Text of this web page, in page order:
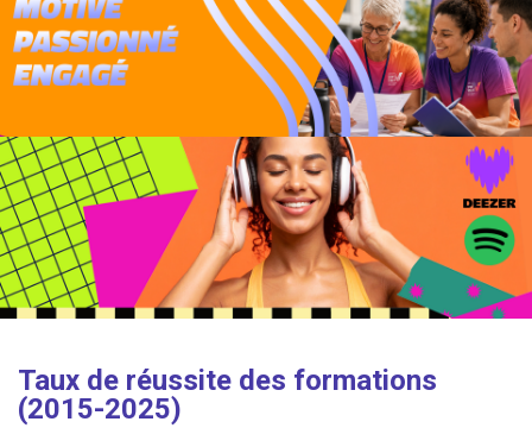
Taux de réussite des formations
(2015-2025)